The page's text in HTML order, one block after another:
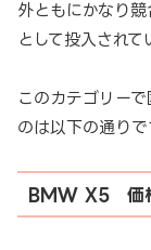
外ともにかなり
として投入されて
このカテゴリー
のは以下の通りで
BMW X5 価